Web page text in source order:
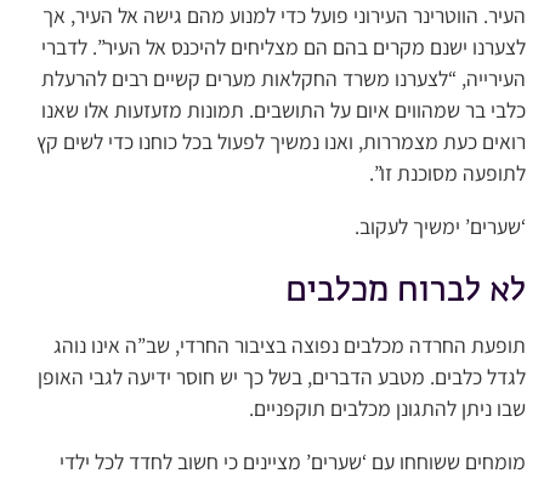
העיר. הווטרינר העירוני פועל כדי למנוע מהם גישה אל העיר, אך
לצערנו ישנם מקרים בהם הם מצליחים להיכנס אל העיר”. לדברי
העירייה, “לצערנו משרד החקלאות מערים קשיים רבים להרעלת
כלבי בר שמהווים איום על התושבים. תמונות מזעזעות אלו שאנו
רואים כעת מצמררות, ואנו נמשיך לפעול בכל כוחנו כדי לשים קץ
לתופעה מסוכנת זו”.
‘שערים’ ימשיך לעקוב.
לא לברוח מכלבים
תופעת החרדה מכלבים נפוצה בציבור החרדי, שב”ה אינו נוהג
לגדל כלבים. מטבע הדברים, בשל כך יש חוסר ידיעה לגבי האופן
שבו ניתן להתגונן מכלבים תוקפניים.
מומחים ששוחחו עם ‘שערים’ מציינים כי חשוב לחדד לכל ילדי